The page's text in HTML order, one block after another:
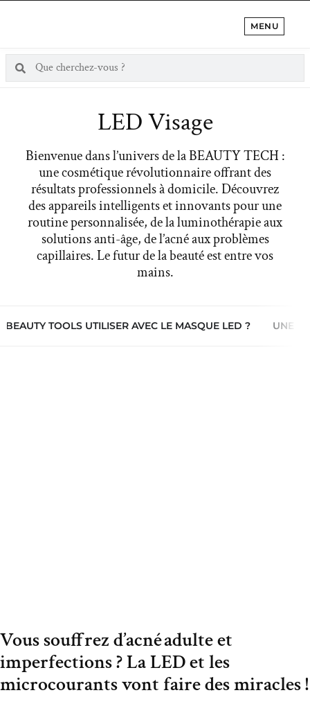
MENU
LED Visage
Bienvenue dans l’univers de la BEAUTY TECH :
une cosmétique révolutionnaire offrant des
résultats professionnels à domicile. Découvrez
des appareils intelligents et innovants pour une
routine personnalisée, de la luminothérapie aux
solutions anti-âge, de l’acné aux problèmes
capillaires. Le futur de la beauté est entre vos
mains.
BEAUTY TOOLS UTILISER AVEC LE MASQUE LED ? UNE
Vous souffrez d’acné adulte et
imperfections ? La LED et les
microcourants vont faire des miracles !